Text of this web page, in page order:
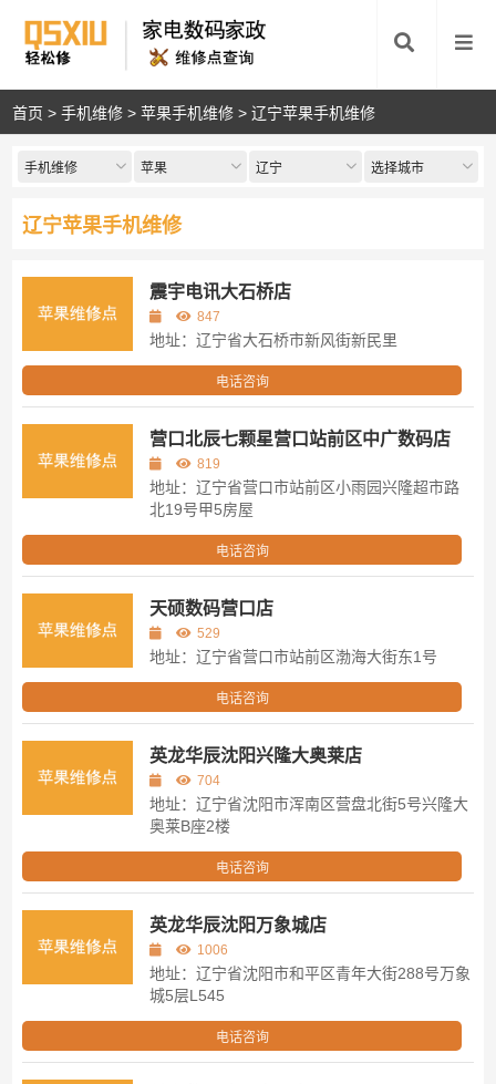
首页 >手机维修 >苹果手机维修 >辽宁苹果手机维修
手机维修 苹果 辽宁 选择城市
辽宁苹果手机维修
震宇电讯大石桥店
847
地址：辽宁省大石桥市新风街新民里
电话咨询
营口北辰七颗星营口站前区中广数码店
819
地址：辽宁省营口市站前区小雨园兴隆超市路
北19号甲5房屋
电话咨询
天硕数码营口店
529
地址：辽宁省营口市站前区渤海大街东1号
电话咨询
英龙华辰沈阳兴隆大奥莱店
704
地址：辽宁省沈阳市浑南区营盘北街5号兴隆大
奥莱B座2楼
电话咨询
英龙华辰沈阳万象城店
1006
地址：辽宁省沈阳市和平区青年大街288号万象
城5层L545
电话咨询